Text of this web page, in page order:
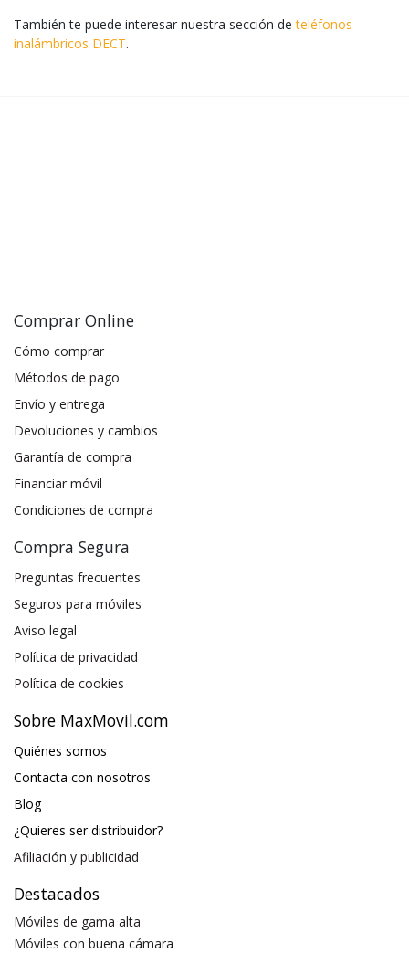
También te puede interesar nuestra sección deteléfonos
inalámbricos DECT.
Comprar Online
Cómo comprar
Métodos de pago
Envío y entrega
Devoluciones y cambios
Garantía de compra
Financiar móvil
Condiciones de compra
Compra Segura
Preguntas frecuentes
Seguros para móviles
Aviso legal
Política de privacidad
Política de cookies
Sobre MaxMovil.com
Quiénes somos
Contacta con nosotros
Blog
¿Quieres ser distribuidor?
Afiliación y publicidad
Destacados
Móviles de gama alta
Móviles con buena cámara